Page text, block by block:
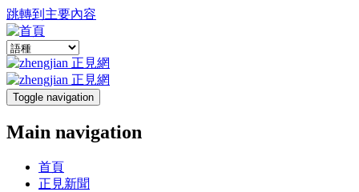
跳轉到主要內容
Toggle navigation
Main navigation
首頁
正見新聞